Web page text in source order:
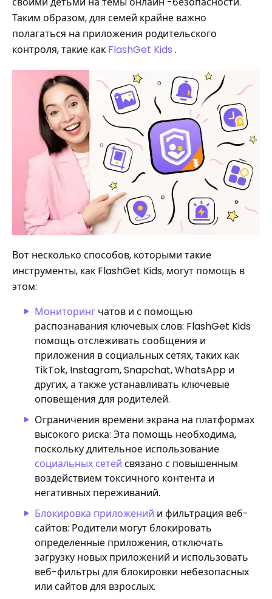
Таким образом, для семей крайне важно
полагаться на приложения родительского
контроля, такие как FlashGet Kids .
Вот несколько способов, которыми такие
инструменты, как FlashGet Kids, могут помощь в
этом:
Мониторинг чатов и с помощью
распознавания ключевых слов: FlashGet Kids
помощь отслеживать сообщения и
приложения в социальных сетях, таких как
TikTok, Instagram, Snapchat, WhatsApp и
других, а также устанавливать ключевые
оповещения для родителей.
Ограничения времени экрана на платформах
высокого риска: Эта помощь необходима,
поскольку длительное использование
социальных сетей связано с повышенным
воздействием токсичного контента и
негативных переживаний.
Блокировка приложений и фильтрация веб-
сайтов: Родители могут блокировать
определенные приложения, отключать
загрузку новых приложений и использовать
веб-фильтры для блокировки небезопасных
или сайтов для взрослых.